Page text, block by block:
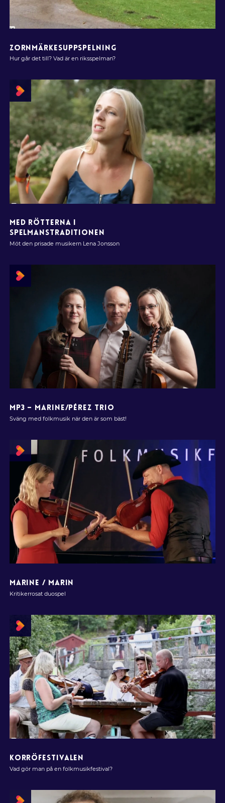
ZORNMÄRKESUPPSPELNING
Hur går det till? Vad är en riksspelman?
MED RÖTTERNA I
SPELMANSTRADITIONEN
Möt den prisade musikern Lena Jonsson
MP3 – MARINE/PÉREZ TRIO
Sväng med folkmusik när den är som bäst!
MARINE / MARIN
Kritikerrosat duospel
KORRÖFESTIVALEN
Vad gör man på en folkmusikfestival?